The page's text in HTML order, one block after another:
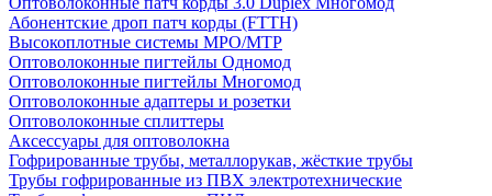
Абонентские дроп патч корды (FTTH)
Высокоплотные системы MPO/MTP
Оптоволоконные пигтейлы Одномод
Оптоволоконные пигтейлы Многомод
Оптоволоконные адаптеры и розетки
Оптоволоконные сплиттеры
Аксессуары для оптоволокна
Гофрированные трубы, металлорукав, жёсткие трубы
Трубы гофрированные из ПВХ электротехнические